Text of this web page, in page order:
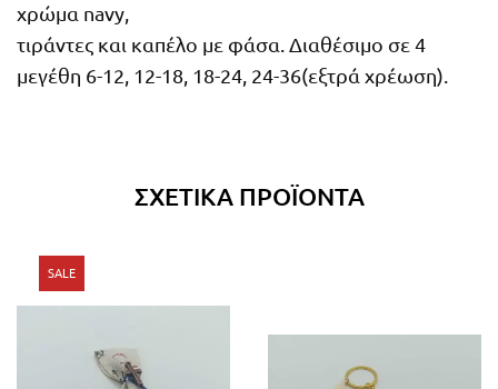
χρώμα navy,
τιράντες και καπέλο με φάσα. Διαθέσιμο σε 4
μεγέθη 6-12, 12-18, 18-24, 24-36(εξτρά χρέωση).
ΣΧΕΤΙΚΆ ΠΡΟΪΌΝΤΑ
SALE